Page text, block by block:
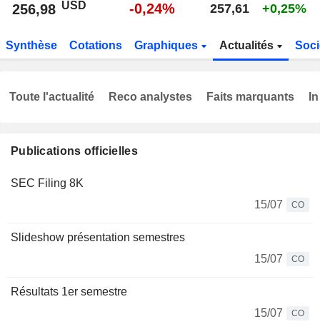
256,98 USD -0,24% 257,61 +0,25%
Synthèse Cotations Graphiques Actualités
Publications officielles
SEC Filing 8K
15/07
CO
Slideshow présentation semestres
15/07
CO
Résultats 1er semestre
15/07
CO
Toute l'actualité Reco analystes Faits marquants